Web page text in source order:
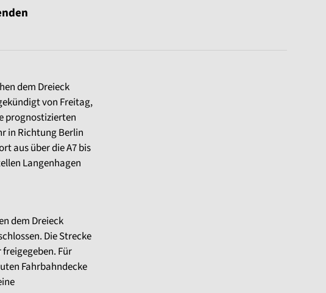
dem Dreieck
von Freitag,
prognostizierten
in Richtung Berlin
aus über die A7 bis
Langenhagen
dem Dreieck
Die Strecke
Für
Fahrbahndecke